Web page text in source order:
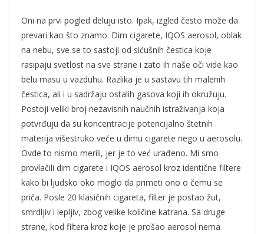
Oni na prvi pogled deluju isto. Ipak, izgled često može da
prevari kao što znamo. Dim cigarete, IQOS aerosol, oblak
na nebu, sve se to sastoji od sićušnih čestica koje
rasipaju svetlost na sve strane i zato ih naše oči vide kao
belu masu u vazduhu. Razlika je u sastavu tih malenih
čestica, ali i u sadržaju ostalih gasova koji ih okružuju.
Postoji veliki broj nezavisnih naučnih istraživanja koja
potvrđuju da su koncentracije potencijalno štetnih
materija višestruko veće u dimu cigarete nego u aerosolu.
Ovde to nismo merili, jer je to već urađeno. Mi smo
provlačili dim cigarete i IQOS aerosol kroz identične filtere
kako bi ljudsko oko moglo da primeti ono o čemu se
priča. Posle 20 klasičnih cigareta, filter je postao žut,
smrdljiv i lepljiv, zbog velike količine katrana. Sa druge
strane, kod filtera kroz koje je prošao aerosol nema